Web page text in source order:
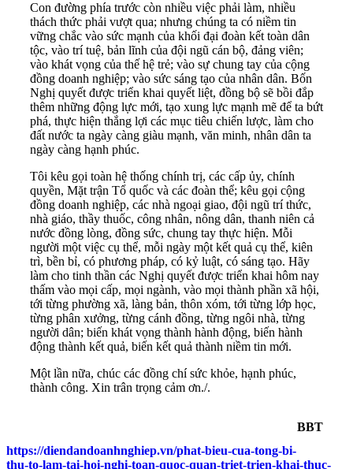
Con đường phía trước còn nhiều việc phải làm, nhiều
thách thức phải vượt qua; nhưng chúng ta có niềm tin
vững chắc vào sức mạnh của khối đại đoàn kết toàn dân
tộc, vào trí tuệ, bản lĩnh của đội ngũ cán bộ, đảng viên;
vào khát vọng của thế hệ trẻ; vào sự chung tay của cộng
đồng doanh nghiệp; vào sức sáng tạo của nhân dân. Bốn
Nghị quyết được triển khai quyết liệt, đồng bộ sẽ bồi đắp
thêm những động lực mới, tạo xung lực mạnh mẽ để ta bứt
phá, thực hiện thắng lợi các mục tiêu chiến lược, làm cho
đất nước ta ngày càng giàu mạnh, văn minh, nhân dân ta
ngày càng hạnh phúc.
Tôi kêu gọi toàn hệ thống chính trị, các cấp ủy, chính
quyền, Mặt trận Tổ quốc và các đoàn thể; kêu gọi cộng
đồng doanh nghiệp, các nhà ngoại giao, đội ngũ trí thức,
nhà giáo, thầy thuốc, công nhân, nông dân, thanh niên cả
nước đồng lòng, đồng sức, chung tay thực hiện. Mỗi
người một việc cụ thể, mỗi ngày một kết quả cụ thể, kiên
trì, bền bỉ, có phương pháp, có kỷ luật, có sáng tạo. Hãy
làm cho tinh thần các Nghị quyết được triển khai hôm nay
thấm vào mọi cấp, mọi ngành, vào mọi thành phần xã hội,
tới từng phường xã, làng bản, thôn xóm, tới từng lớp học,
từng phân xưởng, từng cánh đồng, từng ngôi nhà, từng
người dân; biến khát vọng thành hành động, biến hành
động thành kết quả, biến kết quả thành niềm tin mới.
Một lần nữa, chúc các đồng chí sức khỏe, hạnh phúc,
thành công. Xin trân trọng cảm ơn./.
BBT
https://diendandoanhnghiep.vn/phat-bieu-cua-tong-bi-
thu-to-lam-tai-hoi-nghi-toan-quoc-quan-triet-trien-khai-thuc-